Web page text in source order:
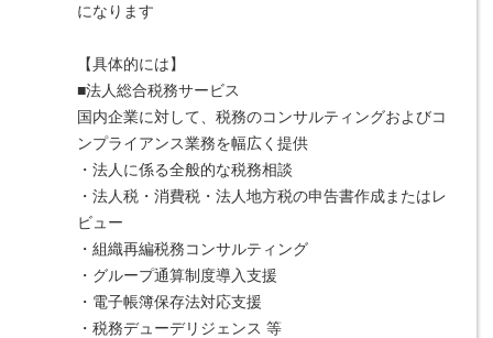
になります
【具体的には】
■法人総合税務サービス
国内企業に対して、税務のコンサルティングおよびコ
ンプライアンス業務を幅広く提供
・法人に係る全般的な税務相談
・法人税・消費税・法人地方税の申告書作成またはレ
ビュー
・組織再編税務コンサルティング
・グループ通算制度導入支援
・電子帳簿保存法対応支援
・税務デューデリジェンス 等